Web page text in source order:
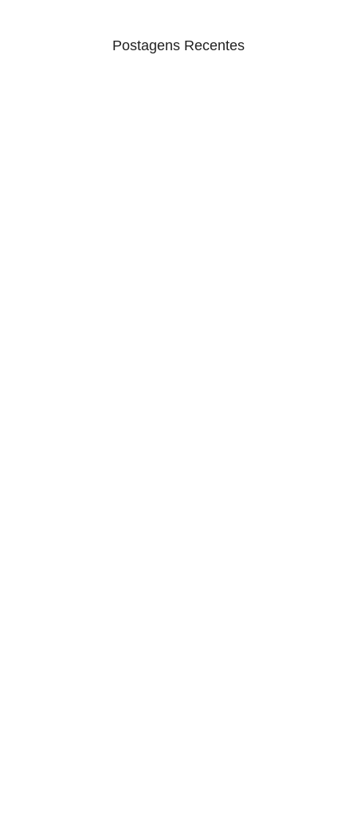
Postagens Recentes